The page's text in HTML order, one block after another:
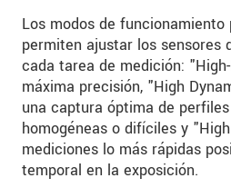
Los modos de funcionamiento
permiten ajustar los sensores
cada tarea de medición:
máxima precisión, "High
una captura óptima de
homogéneas o difíciles y
mediciones lo más rápidas
temporal en la exposición.